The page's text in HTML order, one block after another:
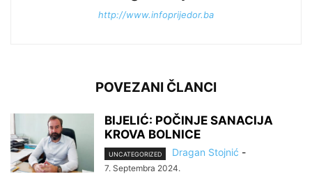
http://www.infoprijedor.ba
POVEZANI ČLANCI
BIJELIĆ: POČINJE SANACIJA
KROVA BOLNICE
UNCATEGORIZED Dragan Stojnić -
7. Septembra 2024.